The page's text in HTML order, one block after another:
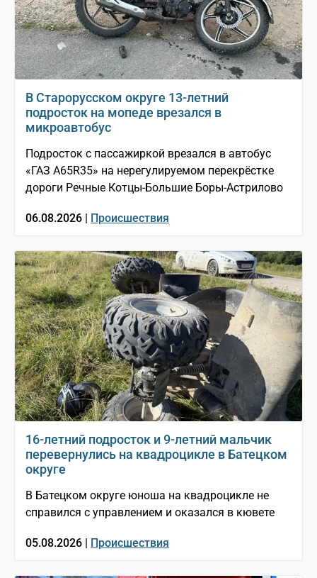
В Старорусском округе 13-летний
подросток на мопеде врезался в
микроавтобус
Подросток с пассажиркой врезался в автобус
«ГАЗ A65R35» на нерегулируемом перекрёстке
дороги Речные Котцы-Большие Боры-Астрилово
06.08.2026 | Происшествия
16-летний подросток и 9-летний мальчик
перевернулись на квадроцикле в Батецком
округе
В Батецком округе юноша на квадроцикле не
справился с управлением и оказался в кювете
05.08.2026 | Происшествия